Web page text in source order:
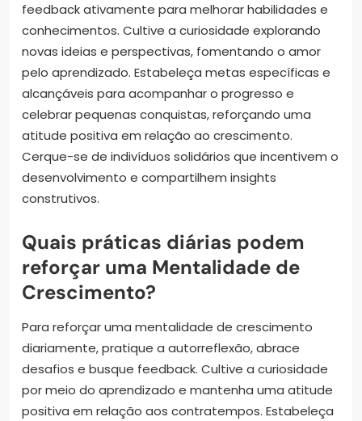
feedback ativamente para melhorar habilidades e
conhecimentos. Cultive a curiosidade explorando
novas ideias e perspectivas, fomentando o amor
pelo aprendizado. Estabeleça metas específicas e
alcançáveis para acompanhar o progresso e
celebrar pequenas conquistas, reforçando uma
atitude positiva em relação ao crescimento.
Cerque-se de indivíduos solidários que incentivem o
desenvolvimento e compartilhem insights
construtivos.
Quais práticas diárias podem
reforçar uma Mentalidade de
Crescimento?
Para reforçar uma mentalidade de crescimento
diariamente, pratique a autorreflexão, abrace
desafios e busque feedback. Cultive a curiosidade
por meio do aprendizado e mantenha uma atitude
positiva em relação aos contratempos. Estabeleça